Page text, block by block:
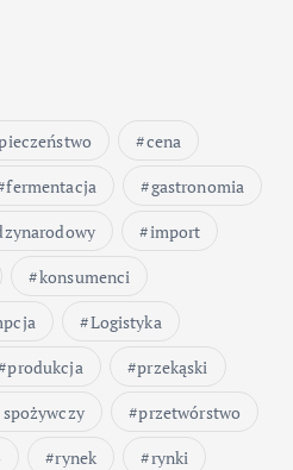
cena
fermentacja
gastronomia
import
konsumenci
Logistyka
produkcja
przekąski
spożywczy
przetwórstwo
rynek
rynki